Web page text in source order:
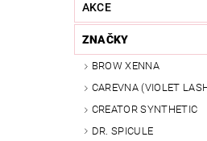
AKCE
ZNAČKY
BROW XENNA
CAREVNA (VIOLET
CREATOR SYNTHETIC
DR. SPICULE